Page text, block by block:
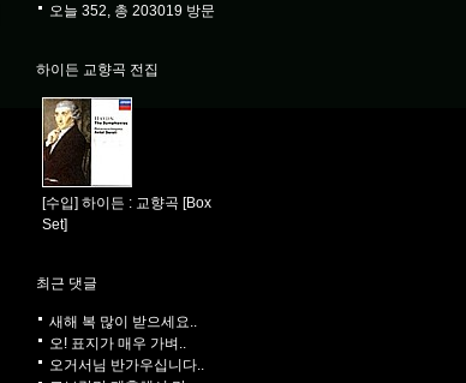
오늘 352, 총 203019 방문
하이든 교향곡 전집
[수입] 하이든 : 교향곡 [Box
Set]
최근 댓글
새해 복 많이 받으세요..
오! 표지가 매우 가벼..
오거서님 반가우십니다..